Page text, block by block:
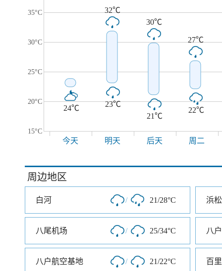
35°C
30°C
25°C
20°C
15°C
24℃
32℃
23℃
30℃
21℃
27℃
22℃
今天 明天 后天 周二
周边地区
白河 / 21/28°C 浜
八尾机场 / 25/34°C 八户
八户航空基地 / 21/22°C 百